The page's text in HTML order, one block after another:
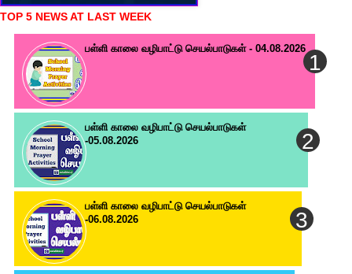
TOP 5 NEWS AT LAST WEEK
பள்ளி காலை வழிபாட்டு செயல்பாடுகள் - 04.08.2026
பள்ளி காலை வழிபாட்டு செயல்பாடுகள்
-05.08.2026
பள்ளி காலை வழிபாட்டு செயல்பாடுகள்
-06.08.2026